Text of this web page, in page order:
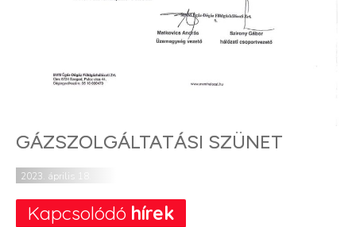
GÁZSZOLGÁLTATÁSI SZÜNET
2023. április 18.
Kapcsolódó hírek